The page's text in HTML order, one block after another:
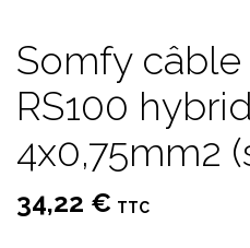
Somfy câble
RS100
4x0,75mm2
34,22 € TTC